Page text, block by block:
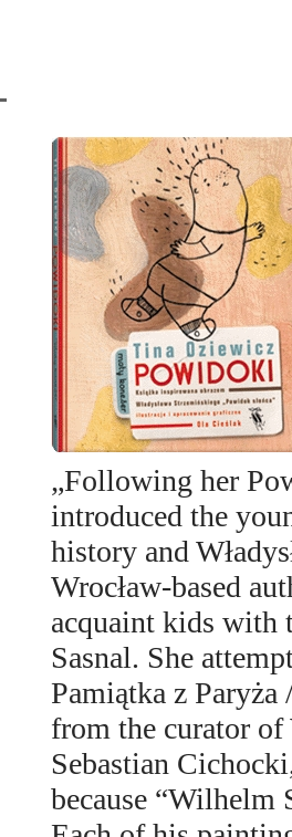
„Following her
introduced the
history and
Wrocław-based
acquaint kids with
Sasnal. She
Pamiątka z
from the curator of
Sebastian
because “Wilhelm